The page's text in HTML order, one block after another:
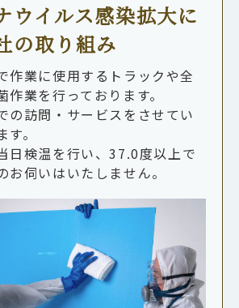
ウイルス感染拡大に
の取り組み
作業に使用するトラックや全
作業を行っております。
の訪問・サービスをさせてい
。
日検温を行い、37.0度以上で
お伺いはいたしません。